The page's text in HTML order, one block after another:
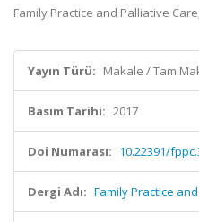
Family Practice and Palliative
Yayın Türü: Makale / Tam
Basım Tarihi: 2017
Doi Numarası: 10.22391/
Dergi Adı: Family Practice